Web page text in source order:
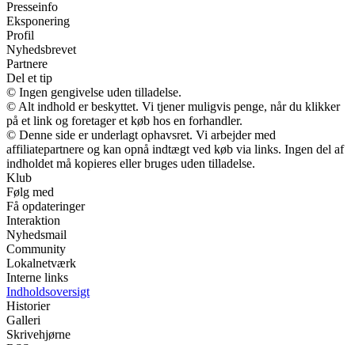
Presseinfo
Eksponering
Profil
Nyhedsbrevet
Partnere
Del et tip
© Ingen gengivelse uden tilladelse.
© Alt indhold er beskyttet. Vi tjener muligvis penge, når du klikker
på et link og foretager et køb hos en forhandler.
© Denne side er underlagt ophavsret. Vi arbejder med
affiliatepartnere og kan opnå indtægt ved køb via links. Ingen del af
indholdet må kopieres eller bruges uden tilladelse.
Klub
Følg med
Få opdateringer
Interaktion
Nyhedsmail
Community
Lokalnetværk
Interne links
Indholdsoversigt
Historier
Galleri
Skrivehjørne